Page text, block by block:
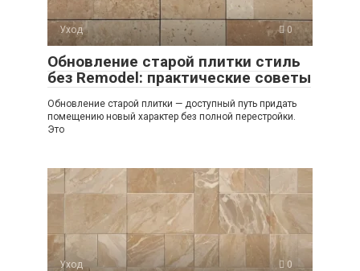
Уход 0
Обновление старой плитки стиль
без Remodel: практические советы
Обновление старой плитки — доступный путь придать
помещению новый характер без полной перестройки.
Это
Уход 0